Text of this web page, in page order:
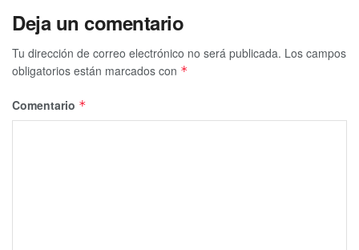
Deja un comentario
Tu dirección de correo electrónico no será publicada. Los campos
obligatorios están marcados con *
Comentario *